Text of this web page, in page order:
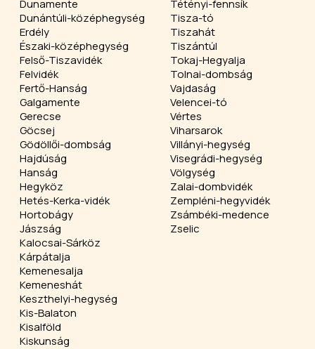
Dunamente
Dunántúli-középhegység
Erdély
Északi-középhegység
Felső-Tiszavidék
Felvidék
Fertő-Hanság
Galgamente
Gerecse
Göcsej
Gödöllői-dombság
Hajdúság
Hanság
Hegyköz
Hetés-Kerka-vidék
Hortobágy
Jászság
Kalocsai-Sárköz
Kárpátalja
Kemenesalja
Kemeneshát
Keszthelyi-hegység
Kis-Balaton
Kisalföld
Kiskunság
Tétényi-fennsík
Tisza-tó
Tiszahát
Tiszántúl
Tokaj-Hegyalja
Tolnai-dombság
Vajdaság
Velencei-tó
Vértes
Viharsarok
Villányi-hegység
Visegrádi-hegység
Völgység
Zalai-dombvidék
Zempléni-hegyvidék
Zsámbéki-medence
Zselic